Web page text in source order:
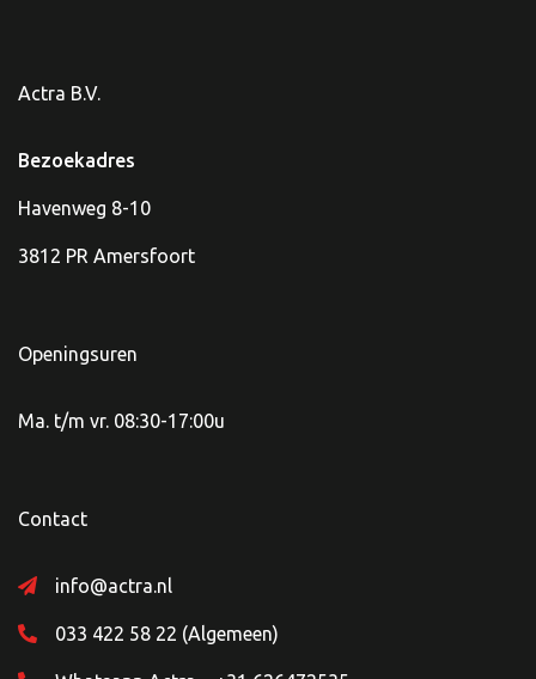
Actra B.V.
Bezoekadres
Havenweg 8-10
3812 PR Amersfoort
Openingsuren
Ma. t/m vr. 08:30-17:00u
Contact
info@actra.nl
033 422 58 22 (Algemeen)